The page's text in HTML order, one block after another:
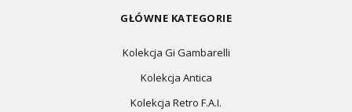
GŁÓWNE KATEGORIE
Kolekcja Gi Gambarelli
Kolekcja Antica
Kolekcja Retro F.A.I.